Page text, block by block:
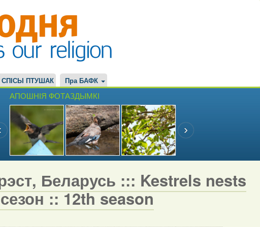
СПІСЫ ПТУШАК Пра БАФК
АПОШНІЯ ФОТАЗДЫМКІ
Беларусь ::: Kestrels nests
:: 12th season